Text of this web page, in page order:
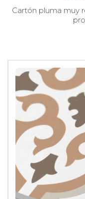
Cartón pluma muy